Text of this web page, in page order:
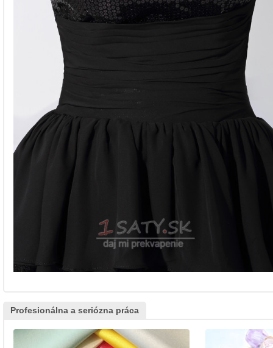
Profesionálna a seriózna práca